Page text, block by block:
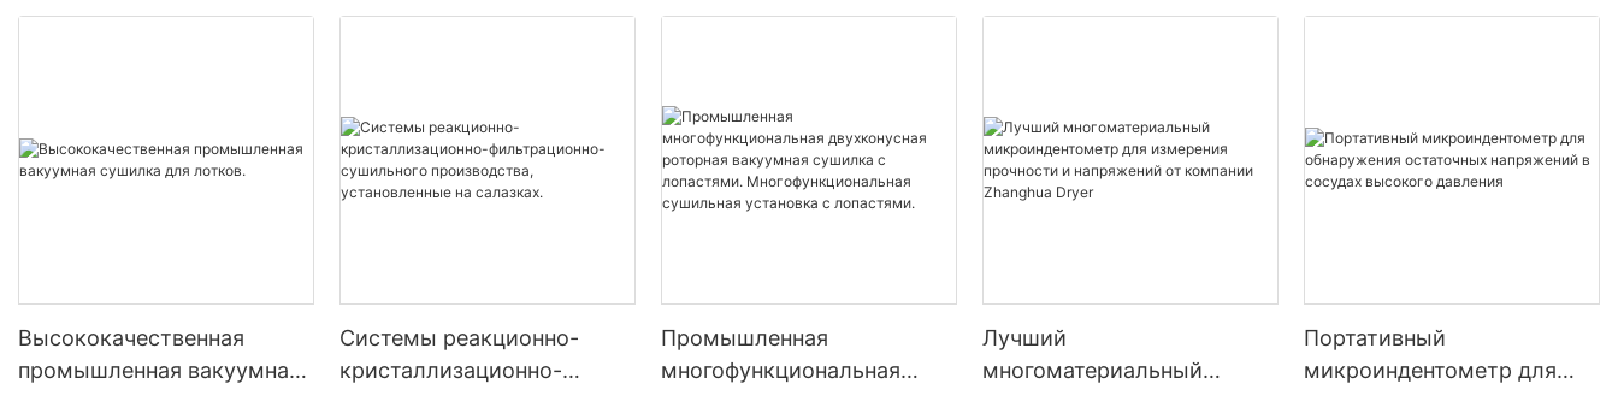
Высококачественная
промышленная вакуумная
Системы реакционно-
кристаллизационно-
Промышленная
многофункциональная
Лучший
многоматериальный
Портативный
микроиндентометр для